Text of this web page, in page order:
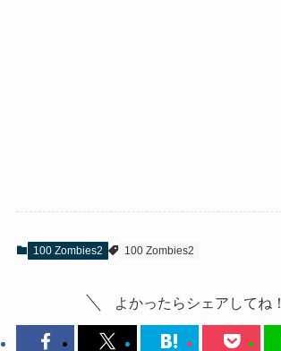
100 Zombies2 100 Zombies2
よかったらシェアしてね！